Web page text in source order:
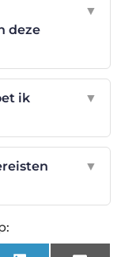
deze
▼
ik
▼
▼